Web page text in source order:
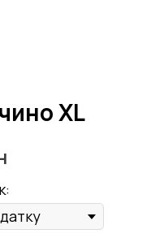
XL